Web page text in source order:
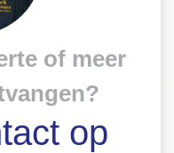
of meer
op